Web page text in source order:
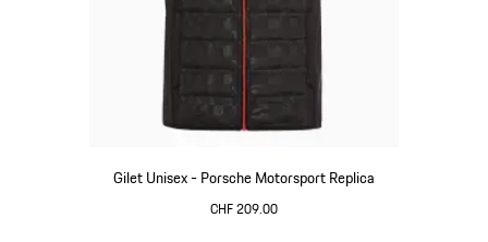
Gilet Unisex - Porsche Motorsport Replica
CHF 209.00